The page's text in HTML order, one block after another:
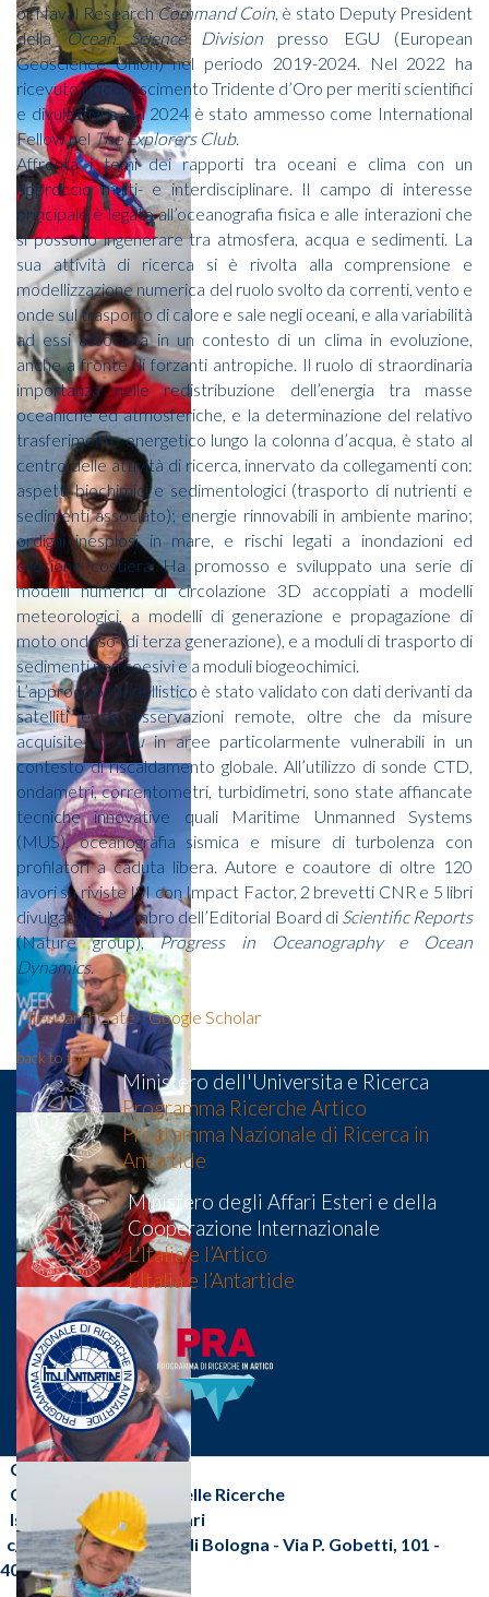
of Naval ResearchCommand Coin, è stato Deputy President
dellaOcean Science Divisionpresso EGU (European
Geoscience Union) nel periodo 2019-2024. Nel 2022 ha
ricevuto il riconoscimento Tridente d’Oro per meriti scientifici
e divulgativi e dal 2024 è stato ammesso come International
Fellow nelThe Explorers Club.
Affronta i temi dei rapporti tra oceani e clima con un
approccio multi- e interdisciplinare. Il campo di interesse
principale è legato all’oceanografia fisica e alle interazioni che
si possono ingenerare tra atmosfera, acqua e sedimenti. La
sua attività di ricerca si è rivolta alla comprensione e
modellizzazione numerica del ruolo svolto da correnti, vento e
onde sul trasporto di calore e sale negli oceani, e alla variabilità
ad essi associata in un contesto di un clima in evoluzione,
anche a fronte di forzanti antropiche. Il ruolo di straordinaria
importanza nelle redistribuzione dell’energia tra masse
oceaniche ed atmosferiche, e la determinazione del relativo
trasferimento energetico lungo la colonna d’acqua, è stato al
centro delle attività di ricerca, innervato da collegamenti con:
aspetti biochimici e sedimentologici (trasporto di nutrienti e
sedimenti associato); energie rinnovabili in ambiente marino;
ordigni inesplosi in mare, e rischi legati a inondazioni ed
erosione costiera. Ha promosso e sviluppato una serie di
modelli numerici di circolazione 3D accoppiati a modelli
meteorologici, a modelli di generazione e propagazione di
moto ondoso (di terza generazione), e a moduli di trasporto di
sedimenti non coesivi e a moduli biogeochimici.
L’approccio modellistico è stato validato con dati derivanti da
satelliti e da osservazioni remote, oltre che da misure
acquisitein situin aree particolarmente vulnerabili in un
contesto di riscaldamento globale. All’utilizzo di sonde CTD,
ondametri, correntometri, turbidimetri, sono state affiancate
tecniche innovative quali Maritime Unmanned Systems
(MUS), oceanografia sismica e misure di turbolenza con
profilatori a caduta libera. Autore e coautore di oltre 120
lavori su riviste ISI con Impact Factor, 2 brevetti CNR e 5 libri
divulgativi, è Membro dell’Editorial Board di Scientific Reports
(Nature group),Progress in Oceanography e Ocean
Dynamics.
ResearchGate Google Scholar
back to top
Ministero dell'Universita e Ricerca
Programma Ricerche Artico
Programma Nazionale di Ricerca in
Antartide
Ministero degli Affari Esteri e della
Cooperazione Internazionale
L'Italia e l’Artico
L’Italia e l’Antartide
CNR-ISP
Consiglio Nazionale delle Ricerche
Istituto di Scienze Polari
c/o Area della Ricerca di Bologna - Via P. Gobetti, 101 -
40129 Bologna (BO)